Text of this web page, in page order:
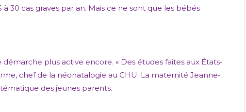
30 cas graves par an. Mais ce ne sont que les bébés
plus active encore. « Des études faites aux États-
chef de la néonatalogie au CHU. La maternité Jeanne-
des jeunes parents.